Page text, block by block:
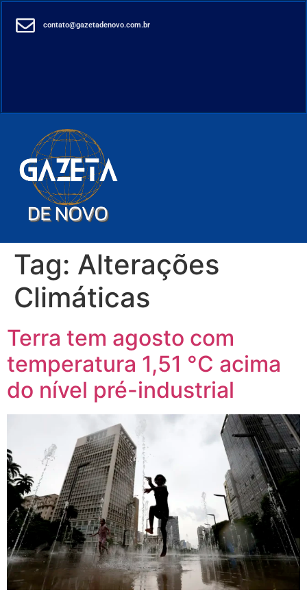
contato@gazetadenovo.com.br
Tag: Alterações
Climáticas
Terra tem agosto com
temperatura 1,51 °C acima
do nível pré-industrial